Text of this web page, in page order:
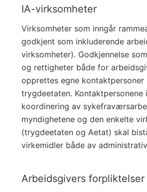
IA-virksomheter
Virksomheter som inngår
godkjent som inkluderende
virksomheter). Godkjennelse
og rettigheter både for
opprettes egne
trygdeetaten.
koordinering av
myndighetene og den enkelte
(trygdeetaten og Aetat) skal
virkemidler både av
Arbeidsgivers